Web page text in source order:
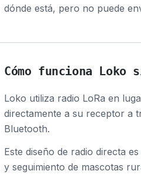
dónde está, pero no puede
Cómo funciona Loko
Loko utiliza radio LoRa en
directamente a su receptor a
Bluetooth.
Este diseño de radio directa
y seguimiento de mascotas